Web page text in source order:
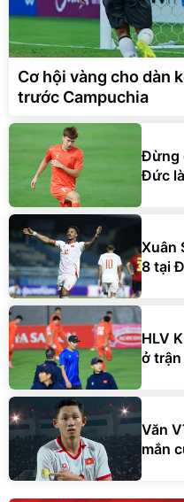
Cơ hội vàng cho dàn
trước Campuchia
Đừng
Đức
Xuân
8 tại
HLV
ở
Văn
mắn